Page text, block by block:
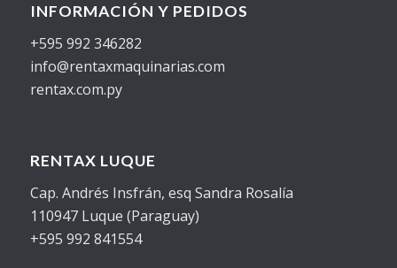
INFORMACIÓN Y PEDIDOS
+595 992 346282
info@rentaxmaquinarias.com
rentax.com.py
RENTAX LUQUE
Cap. Andrés Insfrán, esq Sandra Rosalía
110947 Luque (Paraguay)
+595 992 841554